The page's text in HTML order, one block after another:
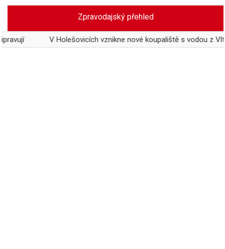
Skip
content
Zpravodajský přehled
V Holešovicích vznikne nové koupaliště s vodou z Vltavy